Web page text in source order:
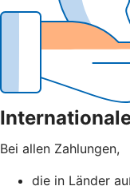
Bei allen Zahlungen,
die in Länder